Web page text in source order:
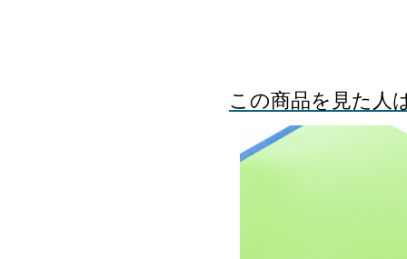
この商品を見た人